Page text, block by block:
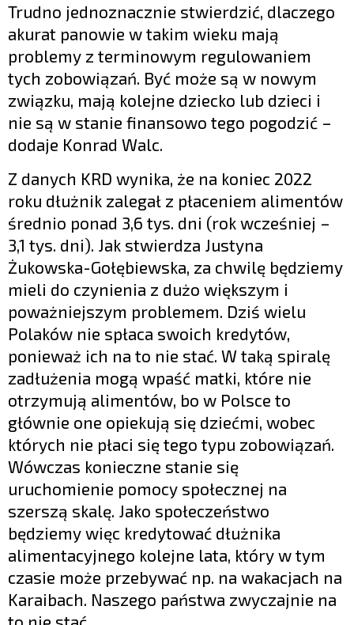
Trudno jednoznacznie stwierdzić, dlaczego
akurat panowie w takim wieku mają
problemy z terminowym regulowaniem
tych zobowiązań. Być może są w nowym
związku, mają kolejne dziecko lub dzieci i
nie są w stanie finansowo tego pogodzić –
dodaje Konrad Walc.
Z danych KRD wynika, że na koniec 2022
roku dłużnik zalegał z płaceniem alimentów
średnio ponad 3,6 tys. dni (rok wcześniej –
3,1 tys. dni). Jak stwierdza Justyna
Żukowska-Gołębiewska, za chwilę będziemy
mieli do czynienia z dużo większym i
poważniejszym problemem. Dziś wielu
Polaków nie spłaca swoich kredytów,
ponieważ ich na to nie stać. W taką spiralę
zadłużenia mogą wpaść matki, które nie
otrzymują alimentów, bo w Polsce to
głównie one opiekują się dziećmi, wobec
których nie płaci się tego typu zobowiązań.
Wówczas konieczne stanie się
uruchomienie pomocy społecznej na
szerszą skalę. Jako społeczeństwo
będziemy więc kredytować dłużnika
alimentacyjnego kolejne lata, który w tym
czasie może przebywać np. na wakacjach na
Karaibach. Naszego państwa zwyczajnie na